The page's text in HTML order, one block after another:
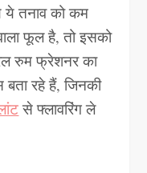
तनाव को कम
फूल है, तो इसको
रुम फ्रेशनर का
रहे हैं, जिनकी
से फ्लावरिंग ले